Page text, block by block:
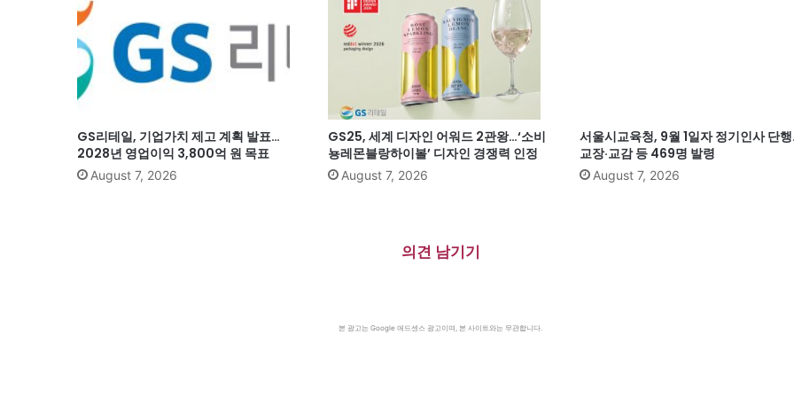
GS리테일, 기업가치 제고 계획 발표…
2028년 영업이익 3,800억 원 목표
August 7, 2026
GS25, 세계 디자인 어워드 2관왕…‘소비
뇽레몬블랑하이볼’ 디자인 경쟁력 인정
August 7, 2026
서울시교육청, 9월 1일자 정기인사 단
교장·교감 등 469명 발령
August 7, 2026
의견 남기기
본 광고는 Google 애드센스 광고이며, 본 사이트와는 무관합니다.